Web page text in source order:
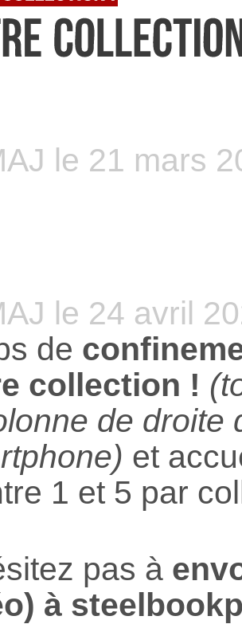
le 21 mars
le 24 avril
de
collection !
de droite
et
1 et 5 par
pas à
à